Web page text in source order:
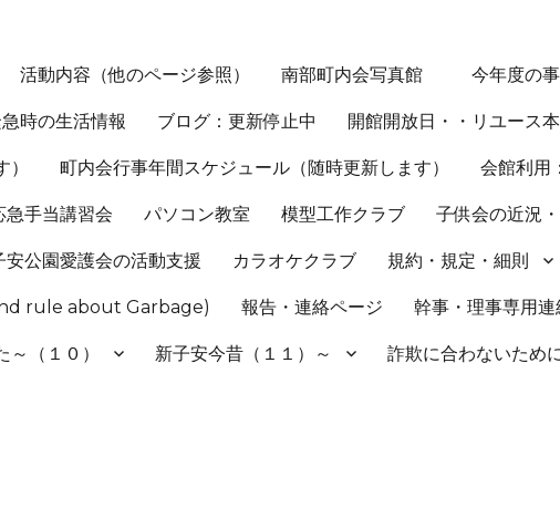
活動内容（他のページ参照） 南部町内会写真館 今年度の
時の生活情報 ブログ：更新停止中 開館開放日・・リユース
町内会行事年間スケジュール（随時更新します） 会館利用
急手当講習会 パソコン教室 模型工作クラブ 子供会の近況
安公園愛護会の活動支援 カラオケクラブ 規約・規定・細則
rule about Garbage) 報告・連絡ページ 幹事・理事専用連
（１０） 新子安今昔（１１）～ 詐欺に合わないため